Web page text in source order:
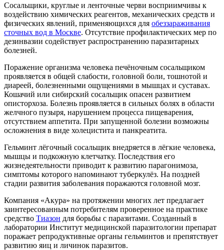
Сосальщики, круглые и ленточные черви восприимчивы к
воздействию химических реагентов, механических средств и
физических явлений, применяющихся для обеззараживания
сточных вод в Москве. Отсутствие профилактических мер по
дезинвазии содействует распространению паразитарных
болезней.
Поражение организма человека печёночным сосальщиком
проявляется в общей слабости, головной боли, тошнотой и
диареей, болезненными ощущениями в мышцах и суставах.
Кошачий или сибирский сосальщик опасен развитием
описторхоза. Болезнь проявляется в сильных болях в области
желчного пузыря, нарушением процесса пищеварения,
отсутствием аппетита. При запущенной болезни возможны
осложнения в виде холецистита и панкреатита.
Гельминт лёгочный сосальщик внедряется в лёгкие человека,
мышцы и подкожную клетчатку. Последствия его
жизнедеятельности приводит к развитию парагонимоза,
симптомы которого напоминают туберкулёз. На поздней
стадии развития заболевания поражаются головной мозг.
Компания «Акура» на протяжении многих лет предлагает
заинтересованным потребителям проверенное на практике
средство Тиазон для борьбы с паразитами. Созданный в
лаборатории Институт медицинской паразитологии препарат
поражает репродуктивные органы гельминтов и препятствует
развитию яиц и личинок паразитов.